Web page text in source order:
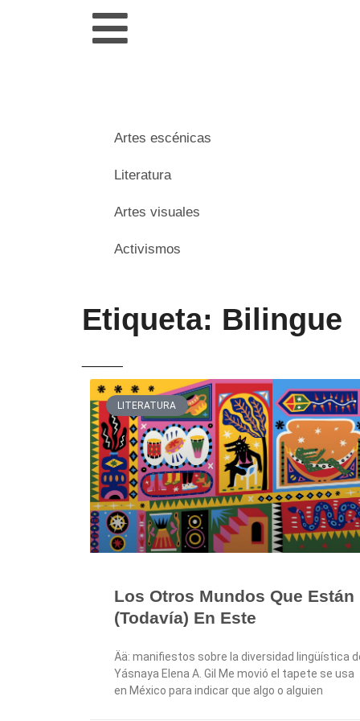
Artes escénicas
Literatura
Artes visuales
Activismos
Etiqueta: Bilingue
LITERATURA
Los Otros Mundos Que Están
(todavía) En Este
Ää: manifiestos sobre la diversidad lingüística
Yásnaya Elena A. Gil Me movió el tapete se usa
en México para indicar que algo o alguien